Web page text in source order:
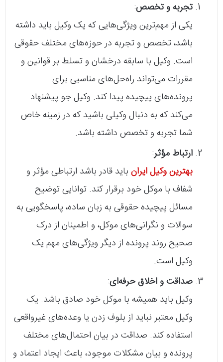
تجربه و تخصص:
یکی از مهم‌ترین ویژگی‌هایی که یک وکیل باید داشته
باشد، تخصص و تجربه در حوزه‌های مختلف حقوقی
است. وکیل با سابقه درخشان و تسلط بر قوانین و
مقررات می‌تواند راه‌حل‌های مناسبی برای
پرونده‌های پیچیده پیدا کند. وکیل جو پیشنهاد
می‌کند که به دنبال وکیلی باشید که در زمینه خاص
شما تجربه و تخصص داشته باشد.
ارتباط مؤثر:
بهترین وکیل ایران باید قادر باشد ارتباطی مؤثر و
شفاف با موکل خود برقرار کند. توانایی توضیح
مسائل پیچیده حقوقی به زبان ساده، پاسخگویی به
سوالات و نگرانی‌های موکل، و اطمینان از درک
صحیح روند پرونده از دیگر ویژگی‌های مهم یک
وکیل است.
صداقت و اخلاق حرفه‌ای:
وکیل باید همیشه با موکل خود صادق باشد. یک
وکیل معتبر نباید از بلوف زدن یا وعده‌های غیرواقعی
استفاده کند. صداقت در بیان احتمال‌های مختلف
پرونده و بیان مشکلات موجود، باعث ایجاد اعتماد و